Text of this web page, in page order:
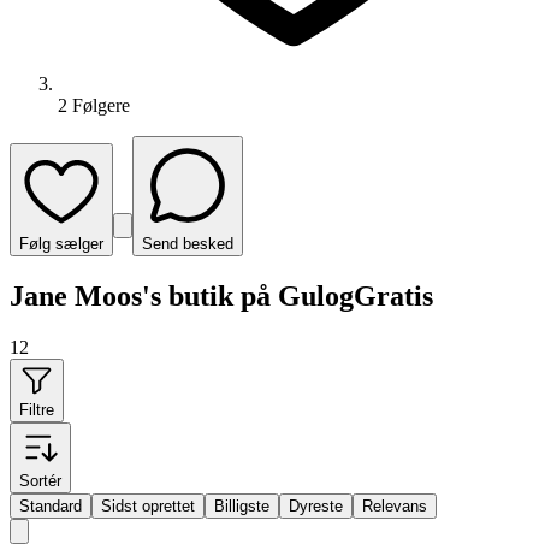
2 Følgere
Følg sælger Send besked
Jane Moos's butik på GulogGratis
12
Filtre
Sortér
Standard
Sidst oprettet Billigste Dyreste Relevans